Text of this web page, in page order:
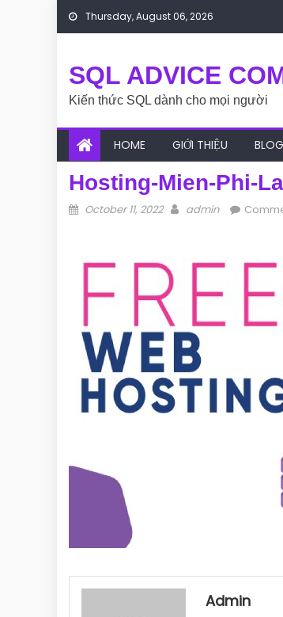
Skip to content
Thursday, August 06, 2026
SQL ADVICE
Kiến thức SQL dành cho mọi người
HOME GIỚI THIỆU BLOG
Hosting-Mien-Phi-
Posted on
October 11, 2022 Author
admin
Admin